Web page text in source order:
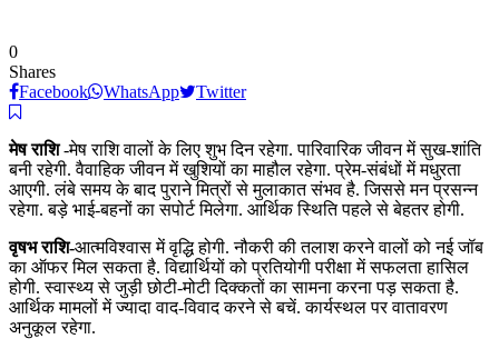
0
Shares
Facebook
WhatsApp Twitter
मेष राशि-मेष राशि वालों के लिए शुभ दिन रहेगा. पारिवारिक जीवन में सुख-शांति
बनी रहेगी. वैवाहिक जीवन में खुशियों का माहौल रहेगा. प्रेम-संबंधों में मधुरता
आएगी. लंबे समय के बाद पुराने मित्रों से मुलाकात संभव है. जिससे मन प्रसन्न
रहेगा. बड़े भाई-बहनों का सपोर्ट मिलेगा. आर्थिक स्थिति पहले से बेहतर होगी.
वृषभ राशि-आत्मविश्वास में वृद्धि होगी. नौकरी की तलाश करने वालों को नई जॉब
का ऑफर मिल सकता है. विद्यार्थियों को प्रतियोगी परीक्षा में सफलता हासिल
होगी. स्वास्थ्य से जुड़ी छोटी-मोटी दिक्कतों का सामना करना पड़ सकता है.
आर्थिक मामलों में ज्यादा वाद-विवाद करने से बचें. कार्यस्थल पर वातावरण
अनुकूल रहेगा.